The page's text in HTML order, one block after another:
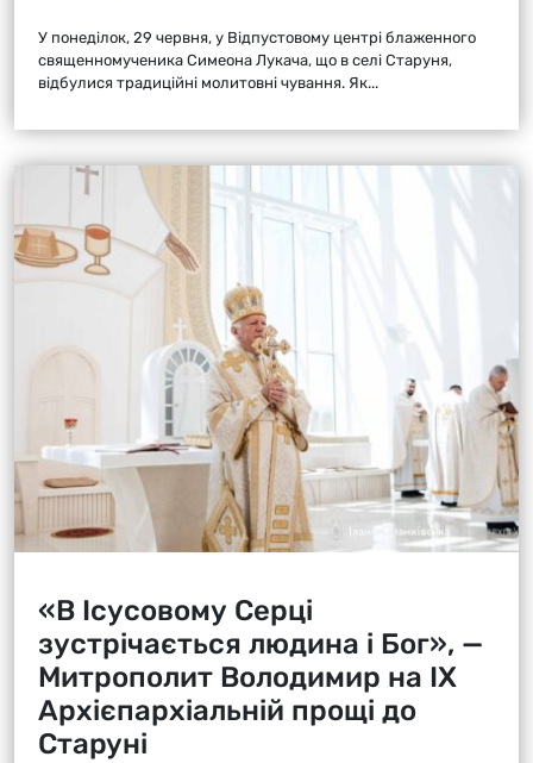
У понеділок, 29 червня, у Відпустовому центрі блаженного
священномученика Симеона Лукача, що в селі Старуня,
відбулися традиційні молитовні чування. Як...
«В Ісусовому Серці
зустрічається людина і Бог», —
Митрополит Володимир на ІХ
Архієпархіальній прощі до
Старуні